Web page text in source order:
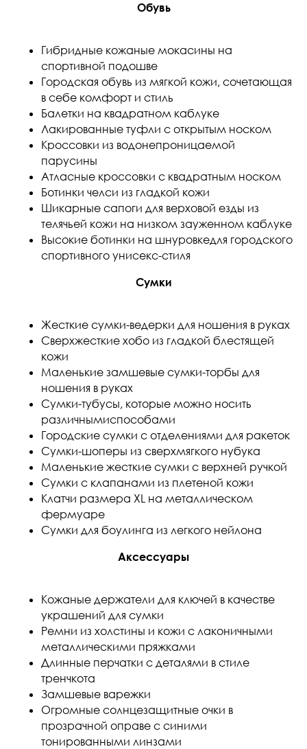
Обувь
Гибридные кожаные мокасины на
спортивной подошве
Городская обувь из мягкой кожи, сочетающая
в себе комфорт и стиль
Балетки на квадратном каблуке
Лакированные туфли с открытым носком
Кроссовки из водонепроницаемой
парусины
Атласные кроссовки с квадратным носком
Ботинки челси из гладкой кожи
Шикарные сапоги для верховой езды из
телячьей кожи на низком зауженном каблуке
Высокие ботинки на шнуровкедля городского
спортивного унисекс-стиля
Сумки
Жесткие сумки-ведерки для ношения в руках
Сверхжесткие хобо из гладкой блестящей
кожи
Маленькие замшевые сумки-торбы для
ношения в руках
Сумки-тубусы, которые можно носить
различнымиспособами
Городские сумки с отделениями для ракеток
Сумки-шоперы из сверхмягкого нубука
Маленькие жесткие сумки с верхней ручкой
Сумки с клапанами из плетеной кожи
Клатчи размера XL на металлическом
фермуаре
Сумки для боулинга из легкого нейлона
Аксессуары
Кожаные держатели для ключей в качестве
украшений для сумки
Ремни из холстины и кожи с лаконичными
металлическими пряжками
Длинные перчатки с деталями в стиле
тренчкота
Замшевые варежки
Огромные солнцезащитные очки в
прозрачной оправе с синими
тонированными линзами